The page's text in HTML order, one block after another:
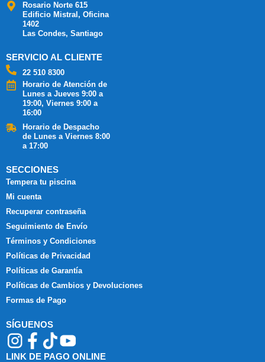
Rosario Norte 615
Edificio Mistral, Oficina
1402
Las Condes, Santiago
SERVICIO AL CLIENTE
22 510 8300
Horario de Atención de
Lunes a Jueves 9:00 a
19:00, Viernes 9:00 a
16:00
Horario de Despacho
de Lunes a Viernes 8:00
a 17:00
SECCIONES
Tempera tu piscina
Mi cuenta
Recuperar contraseña
Seguimiento de Envío
Términos y Condiciones
Políticas de Privacidad
Políticas de Garantía
Políticas de Cambios y Devoluciones
Formas de Pago
SÍGUENOS
LINK DE PAGO ONLINE